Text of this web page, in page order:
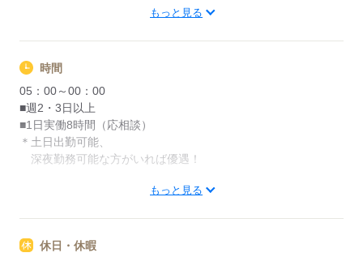
応募する
もっと見る
時間
05：00～00：00
■週2・3日以上
■1日実働8時間（応相談）
＊土日出勤可能、
深夜勤務可能な方がいれば優遇！
05：00～14：00
もっと見る
休日・休暇